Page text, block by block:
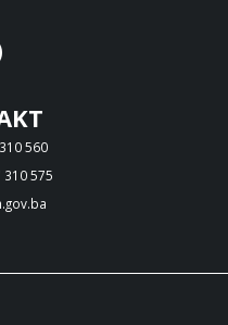
560
310 575